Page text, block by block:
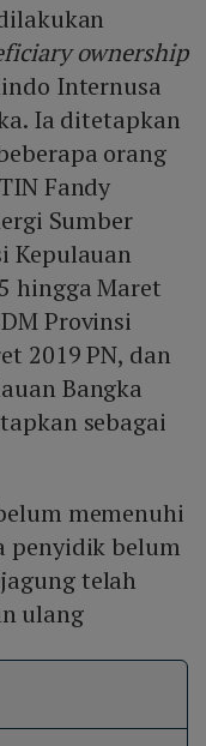
ownership
Internusa
Ia ditetapkan
orang
Fandy
Sumber
Kepulauan
hingga Maret
Provinsi
2019 PN, dan
Bangka
sebagai
memenuhi
penyidik belum
telah
ulang